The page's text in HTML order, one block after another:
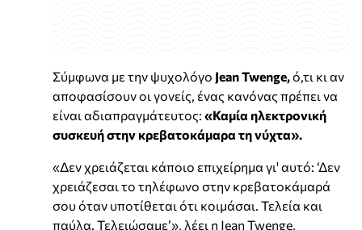
Σύμφωνα με την ψυχολόγο Jean Twenge, ό,τι κι αν
αποφασίσουν οι γονείς, ένας κανόνας πρέπει να
είναι αδιαπραγμάτευτος: «Καμία ηλεκτρονική
συσκευή στην κρεβατοκάμαρα τη νύχτα».
«Δεν χρειάζεται κάποιο επιχείρημα γι' αυτό: ‘Δεν
χρειάζεσαι το τηλέφωνο στην κρεβατοκάμαρά
σου όταν υποτίθεται ότι κοιμάσαι. Τελεία και
παύλα. Τελειώσαμε’», λέει η Jean Twenge,